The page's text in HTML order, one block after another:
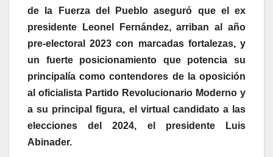
de la Fuerza del Pueblo aseguró que el ex
presidente Leonel Fernández, arriban al año
pre-electoral 2023 con marcadas fortalezas, y
un fuerte posicionamiento que potencia su
principalía como contendores de la oposición
al oficialista Partido Revolucionario Moderno y
a su principal figura, el virtual candidato a las
elecciones del 2024, el presidente Luis
Abinader.